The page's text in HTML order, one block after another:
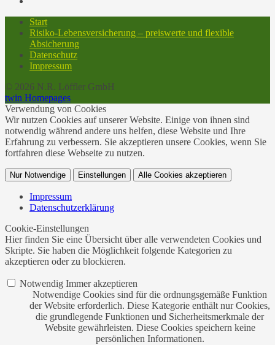
Start
Risiko-Lebensversicherung – preiswerte und flexible
Absicherung
Datenschutz
Impressum
© 2026 N.R. Löffler GmbH
twin Homepages
Verwendung von Cookies
Wir nutzen Cookies auf unserer Website. Einige von ihnen sind
notwendig während andere uns helfen, diese Website und Ihre
Erfahrung zu verbessern. Sie akzeptieren unsere Cookies, wenn Sie
fortfahren diese Webseite zu nutzen.
Nur Notwendige Einstellungen Alle Cookies akzeptieren
Impressum
Datenschutzerklärung
Cookie-Einstellungen
Hier finden Sie eine Übersicht über alle verwendeten Cookies und
Skripte. Sie haben die Möglichkeit folgende Kategorien zu
akzeptieren oder zu blockieren.
Notwendig Immer akzeptieren
Notwendige Cookies sind für die ordnungsgemäße Funktion
der Website erforderlich. Diese Kategorie enthält nur Cookies,
die grundlegende Funktionen und Sicherheitsmerkmale der
Website gewährleisten. Diese Cookies speichern keine
persönlichen Informationen.